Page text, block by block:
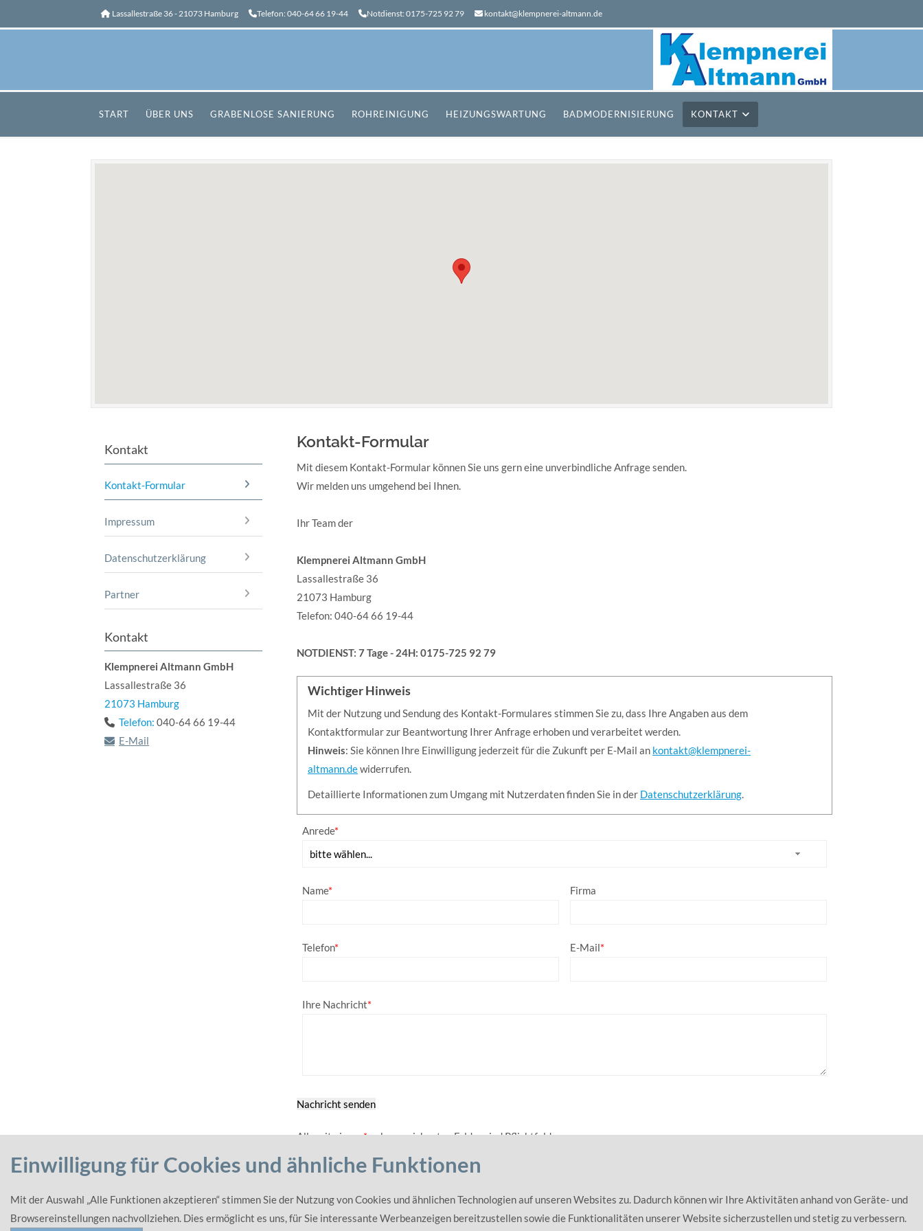
Lassallestraße 36 - 21073 Hamburg Telefon: 040-64 66 19-44 Notdienst: 0175-725 92 79 kontakt@klempnerei-altmann.de
START ÜBER UNS GRABENLOSE SANIERUNG ROHREINIGUNG HEIZUNGSWARTUNG BADMODERNISIERUNG KONTAKT
Kontakt-Formular
Mit diesem Kontakt-Formular können Sie uns gern eine unverbindliche Anfrage senden.
Wir melden uns umgehend bei Ihnen.
Ihr Team der
Klempnerei Altmann GmbH
Lassallestraße 36
21073 Hamburg
Telefon: 040-64 66 19-44
NOTDIENST: 7 Tage - 24H: 0175-725 92 79
Wichtiger Hinweis
Mit der Nutzung und Sendung des Kontakt-Formulares stimmen Sie zu, dass Ihre Angaben aus dem
Kontaktformular zur Beantwortung Ihrer Anfrage erhoben und verarbeitet werden.
Hinweis: Sie können Ihre Einwilligung jederzeit für die Zukunft per E-Mail an kontakt@klempnerei-
altmann.dewiderrufen.
Detaillierte Informationen zum Umgang mit Nutzerdaten finden Sie in der Datenschutzerklärung.
Anrede*
Name* Firma
Telefon* E-Mail*
Ihre Nachricht*
Nachricht senden
Alle mit einem*gekennzeichneten Felder sind Pflichtfelder.
Kontakt
Kontakt-Formular
Impressum
Datenschutzerklärung
Partner
Kontakt
Klempnerei Altmann GmbH
Lassallestraße 36
21073 Hamburg
Telefon: 040-64 66 19-44
E-Mail
Kontakt
Links
Einwilligung für Cookies und ähnliche Funktionen
Mit der Auswahl „Alle Funktionen akzeptieren“ stimmen Sie der Nutzung von Cookies und ähnlichen Technologien auf unseren Websites zu. Dadurch können wir Ihre Aktivitäten anhand von Geräte- und
Browsereinstellungen nachvollziehen. Dies ermöglicht es uns, für Sie interessante Werbeanzeigen bereitzustellen sowie die Funktionalitäten unserer Website sicherzustellen und stetig zu verbessern.